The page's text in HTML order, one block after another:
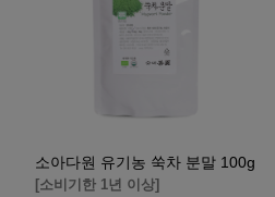
소아다원 유기농 쑥차 분말 100g
[소비기한 1년 이상]